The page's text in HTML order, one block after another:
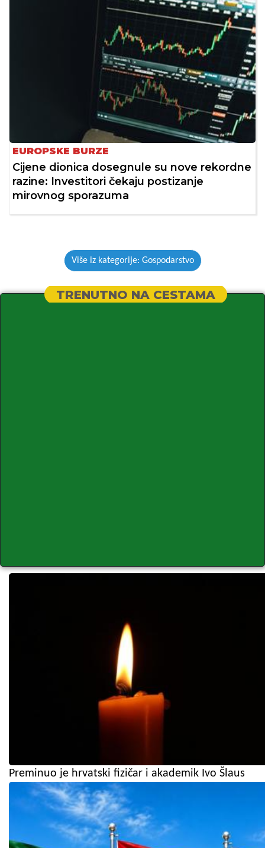
EUROPSKE BURZE
Cijene dionica dosegnule su nove rekordne
razine: Investitori čekaju postizanje
mirovnog sporazuma
Više iz kategorije: Gospodarstvo
TRENUTNO NA CESTAMA
Preminuo je hrvatski fizičar i akademik Ivo Šlaus